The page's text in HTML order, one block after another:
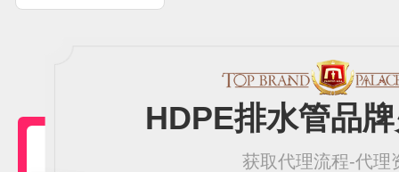
HDPE排水管品
获取代理流程-代理